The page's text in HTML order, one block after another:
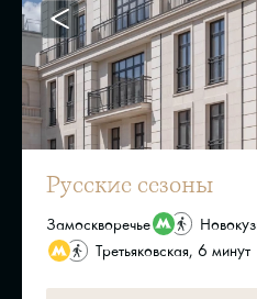
Русские сезоны
Замоскворечье
Третьяковская, 6 минут